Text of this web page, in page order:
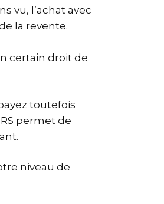
vu, l’achat avec
la revente.
certain droit de
toutefois
permet de
niveau de